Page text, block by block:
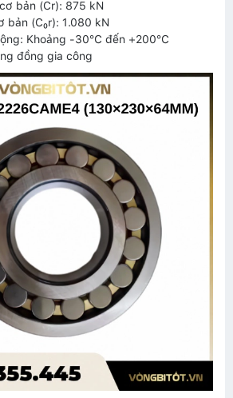
bản (Cr): 875 kN
bản (C₀r): 1.080 kN
Khoảng -30°C đến +200°C
đồng gia công